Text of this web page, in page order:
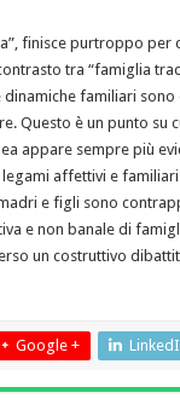
finisce purtroppo
tra “famiglia
familiari
Questo è un punto su
appare sempre più
affettivi e
e figli sono
e non banale di
un costruttivo
Google +